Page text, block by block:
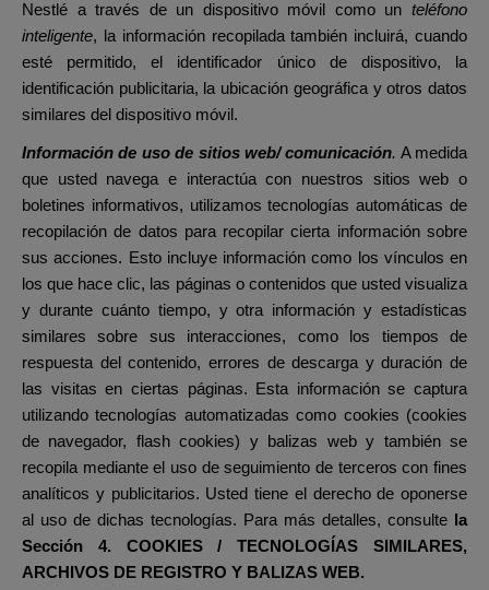
Nestlé a través de un dispositivo móvil como un teléfono
inteligente, la información recopilada también incluirá, cuando
esté permitido, el identificador único de dispositivo, la
identificación publicitaria, la ubicación geográfica y otros datos
similares del dispositivo móvil.
Información de uso de sitios web/ comunicación. A medida
que usted navega e interactúa con nuestros sitios web o
boletines informativos, utilizamos tecnologías automáticas de
recopilación de datos para recopilar cierta información sobre
sus acciones. Esto incluye información como los vínculos en
los que hace clic, las páginas o contenidos que usted visualiza
y durante cuánto tiempo, y otra información y estadísticas
similares sobre sus interacciones, como los tiempos de
respuesta del contenido, errores de descarga y duración de
las visitas en ciertas páginas. Esta información se captura
utilizando tecnologías automatizadas como cookies (cookies
de navegador, flash cookies) y balizas web y también se
recopila mediante el uso de seguimiento de terceros con fines
analíticos y publicitarios. Usted tiene el derecho de oponerse
al uso de dichas tecnologías. Para más detalles, consulte
la
Sección 4. COOKIES / TECNOLOGÍAS SIMILARES,
ARCHIVOS DE REGISTRO Y BALIZAS WEB.